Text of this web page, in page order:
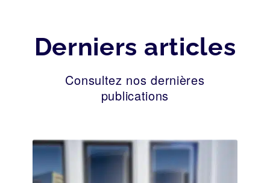
Derniers articles
Consultez nos dernières
publications